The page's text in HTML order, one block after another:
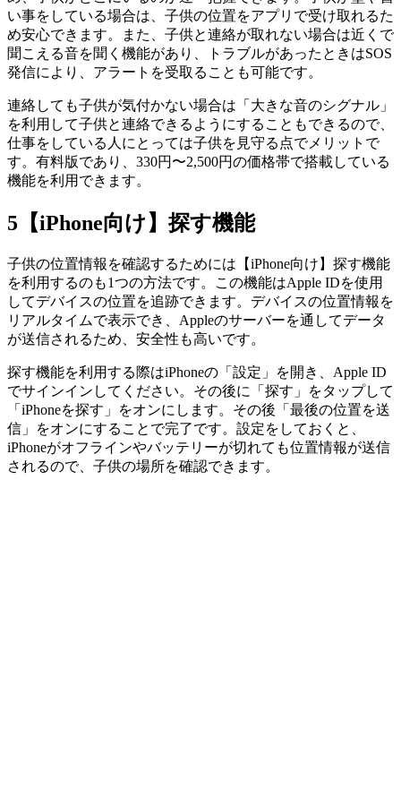
い事をしている場合は、子供の位置をアプリで受け取れるた
め安心できます。また、子供と連絡が取れない場合は近くで
聞こえる音を聞く機能があり、トラブルがあったときはSOS
発信により、アラートを受取ることも可能です。
連絡しても子供が気付かない場合は「大きな音のシグナル」
を利用して子供と連絡できるようにすることもできるので、
仕事をしている人にとっては子供を見守る点でメリットで
す。有料版であり、330円〜2,500円の価格帯で搭載している
機能を利用できます。
5 【iPhone向け】探す機能
子供の位置情報を確認するためには【iPhone向け】探す機能
を利用するのも1つの方法です。この機能はApple IDを使用
してデバイスの位置を追跡できます。デバイスの位置情報を
リアルタイムで表示でき、Appleのサーバーを通してデータ
が送信されるため、安全性も高いです。
探す機能を利用する際はiPhoneの「設定」を開き、Apple ID
でサインインしてください。その後に「探す」をタップして
「iPhoneを探す」をオンにします。その後「最後の位置を送
信」をオンにすることで完了です。設定をしておくと、
iPhoneがオフラインやバッテリーが切れても位置情報が送信
されるので、子供の場所を確認できます。